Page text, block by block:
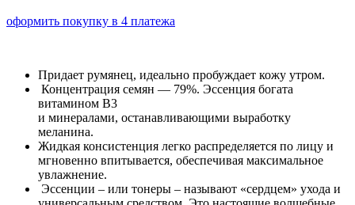
оформить покупку в 4 платежа
Придает румянец, идеально пробуждает кожу утром.
Концентрация семян — 79%. Эссенция богата
витамином B3
и минералами, останавливающими выработку
меланина.
Жидкая консистенция легко распределяется по лицу и
мгновенно впитывается, обеспечивая максимальное
увлажнение.
Эссенции – или тонеры – называют «сердцем» ухода и